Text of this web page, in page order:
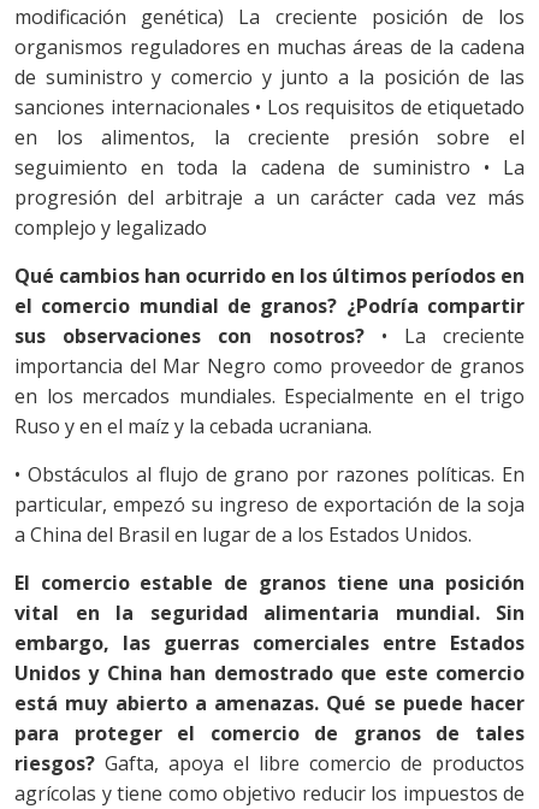
modificación genética) La creciente posición de los
organismos reguladores en muchas áreas de la cadena
de suministro y comercio y junto a la posición de las
sanciones internacionales • Los requisitos de etiquetado
en los alimentos, la creciente presión sobre el
seguimiento en toda la cadena de suministro • La
progresión del arbitraje a un carácter cada vez más
complejo y legalizado
Qué cambios han ocurrido en los últimos períodos en
el comercio mundial de granos? ¿Podría compartir
sus observaciones con nosotros? • La creciente
importancia del Mar Negro como proveedor de granos
en los mercados mundiales. Especialmente en el trigo
Ruso y en el maíz y la cebada ucraniana.
• Obstáculos al flujo de grano por razones políticas. En
particular, empezó su ingreso de exportación de la soja
a China del Brasil en lugar de a los Estados Unidos.
El comercio estable de granos tiene una posición
vital en la seguridad alimentaria mundial. Sin
embargo, las guerras comerciales entre Estados
Unidos y China han demostrado que este comercio
está muy abierto a amenazas. Qué se puede hacer
para proteger el comercio de granos de tales
riesgos? Gafta, apoya el libre comercio de productos
agrícolas y tiene como objetivo reducir los impuestos de